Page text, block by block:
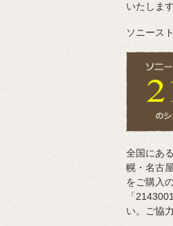
いたします
ソニース
全国にある
幌・名古
をご購入
「
い。ご協